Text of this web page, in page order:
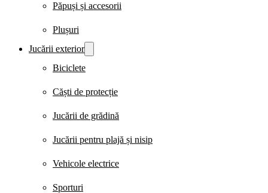
Păpuși și accesorii
Plușuri
Jucării exterior
Biciclete
Căști de protecție
Jucării de grădină
Jucării pentru plajă și nisip
Vehicole electrice
Sporturi